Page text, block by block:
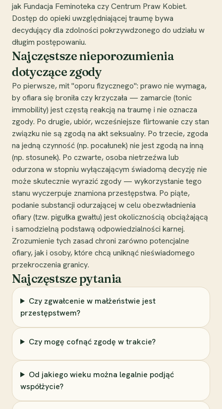
jak Fundacja Feminoteka czy Centrum Praw Kobiet.
Dostęp do opieki uwzględniającej traumę bywa
decydujący dla zdolności pokrzywdzonego do udziału w
długim postępowaniu.
Najczęstsze nieporozumienia
dotyczące zgody
Po pierwsze, mit "oporu fizycznego": prawo nie wymaga,
by ofiara się broniła czy krzyczała — zamarcie (tonic
immobility) jest częstą reakcją na traumę i nie oznacza
zgody. Po drugie, ubiór, wcześniejsze flirtowanie czy stan
związku nie są zgodą na akt seksualny. Po trzecie, zgoda
na jedną czynność (np. pocałunek) nie jest zgodą na inną
(np. stosunek). Po czwarte, osoba nietrzeźwa lub
odurzona w stopniu wyłączającym świadomą decyzję nie
może skutecznie wyrazić zgody — wykorzystanie tego
stanu wyczerpuje znamiona przestępstwa. Po piąte,
podanie substancji odurzającej w celu obezwładnienia
ofiary (tzw. pigułka gwałtu) jest okolicznością obciążającą
i samodzielną podstawą odpowiedzialności karnej.
Zrozumienie tych zasad chroni zarówno potencjalne
ofiary, jak i osoby, które chcą uniknąć nieświadomego
przekroczenia granicy.
Najczęstsze pytania
Czy zgwałcenie w małżeństwie jest
przestępstwem?
Czy mogę cofnąć zgodę w trakcie?
Od jakiego wieku można legalnie podjąć
współżycie?